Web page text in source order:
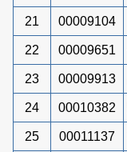
21 00009104
22 00009651
23 00009913
24 00010382
25 00011137